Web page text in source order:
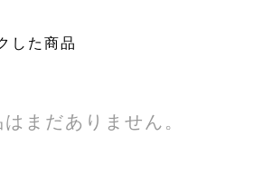
した商品
まだありません。